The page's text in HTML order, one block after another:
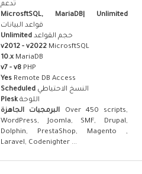
تدعم
MicrosftSQL, MariaDB| Unlimited
قواعد البيانات
Unlimited حجم القواعد
v2012 - v2022 MicrosftSQL
10.x MariaDB
v7 - v8 PHP
Yes Remote DB Access
Scheduled النسخ الاحتياطي
Plesk اللوحة
البرمجيات الجاهزة Over 450 scripts,
WordPress, Joomla, SMF, Drupal,
Dolphin, PrestaShop, Magento ,
Laravel, Codenighter ...